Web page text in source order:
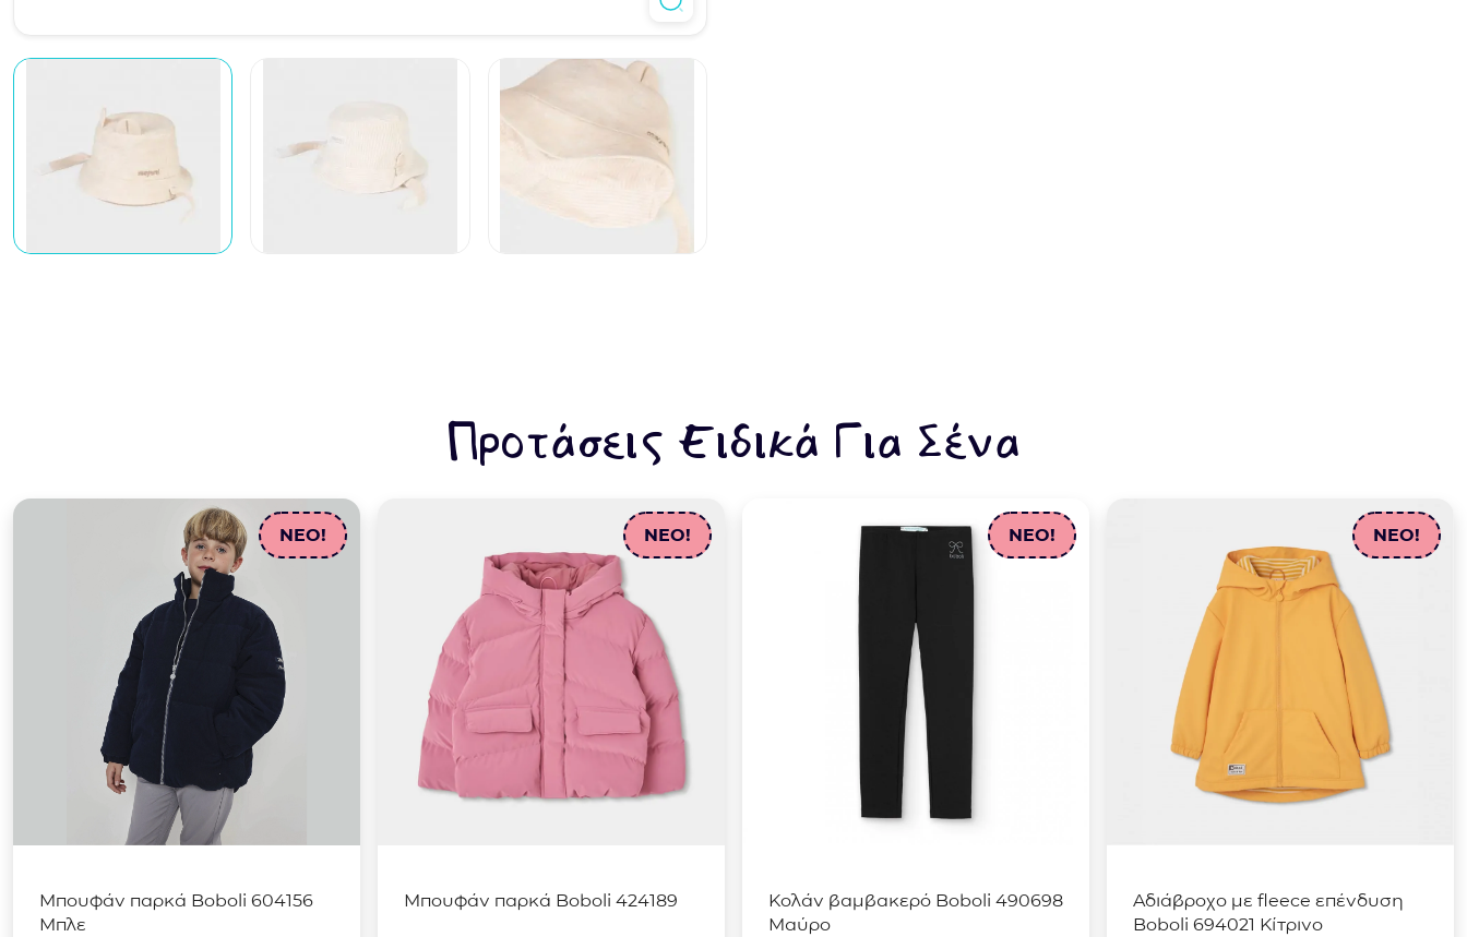
Προτάσεις Ειδικά Για Σένα
NEO!
Μπουφάν παρκά Boboli 604156
Μπλε
NEO!
Μπουφάν παρκά Boboli 424189
NEO!
Κολάν βαμβακερό Boboli 490698
Μαύρο
NEO!
Αδιάβροχο με fleece επένδυση
Boboli 694021 Κίτρινο